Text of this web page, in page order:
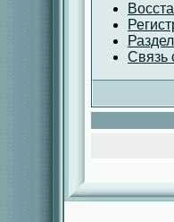
Связь